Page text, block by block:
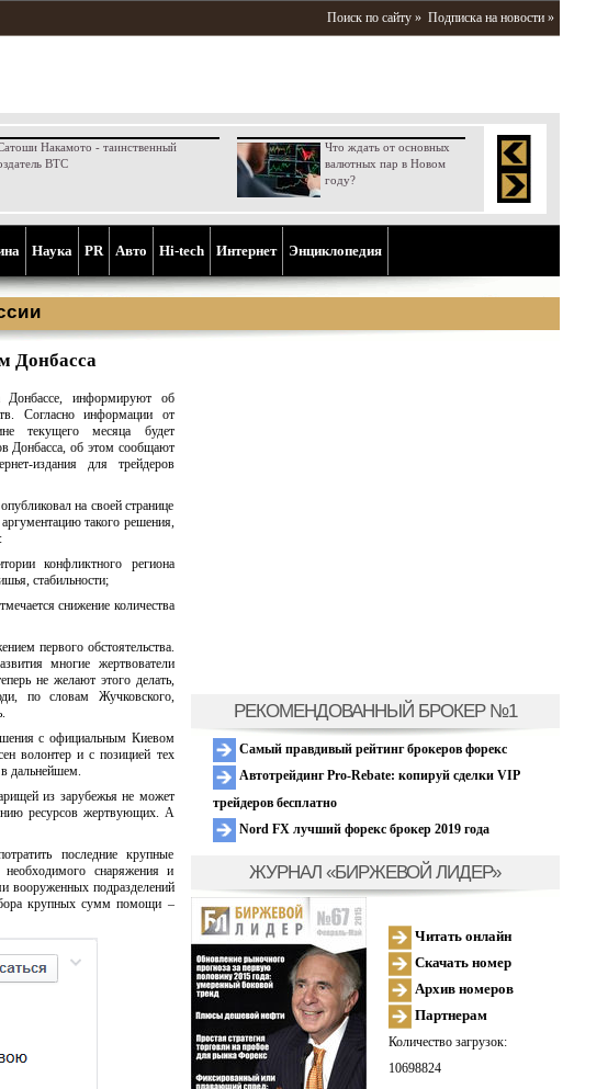
Поиск по сайту » Подписка на новости »
Накамото - таинственный
BTC
Что ждать от основных
валютных пар в Новом
году?
Наука PR Aвто Hi-tech Интернет Энциклопедия
Донбасса
Донбассе, информируют об
Согласно информации от
текущего месяца будет
Донбасса, об этом сообщают
издания для трейдеров
на своей странице
такого решения,
конфликтного региона
стабильности;
снижение количества
первого обстоятельства.
многие жертвователи
не желают этого делать,
по словам Жучковского,
с официальным Киевом
волонтер и с позицией тех
дальнейшем.
из зарубежья не может
ресурсов жертвующих. А
последние крупные
снаряжения и
вооруженных подразделений
крупных сумм помощи –
РЕКОМЕНДОВАННЫЙ БРОКЕР №1
Самый правдивый рейтинг брокеров форекс
Автотрейдинг Pro-Rebate: копируй сделки VIP
трейдеров бесплатно
Nord FX лучший форекс брокер 2019 года
ЖУРНАЛ «БИРЖЕВОЙ ЛИДЕР»
Читать онлайн
Скачать номер
Архив номеров
Партнерам
Количество загрузок:
10698824